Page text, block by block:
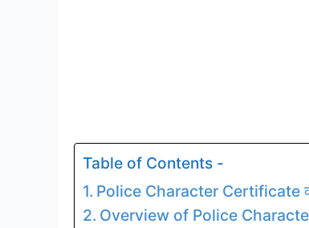
Table of Contents -
Police Character Certificate
Overview of Police